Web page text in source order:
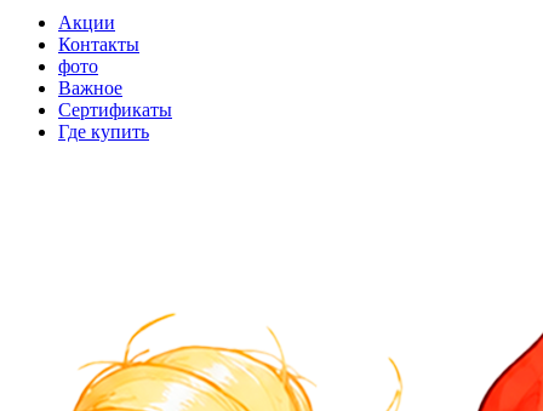
Акции
Контакты
фото
Важное
Сертификаты
Где купить